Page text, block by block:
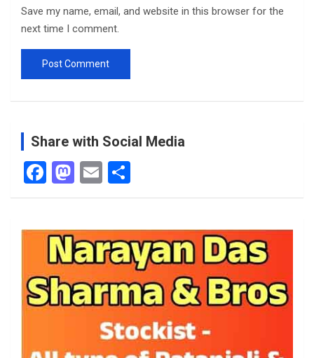
Save my name, email, and website in this browser for the
next time I comment.
Share with Social Media
F
a
b
o
o
k
M
a
o
d
o
n
E
m h
e